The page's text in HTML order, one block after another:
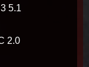
5.1
2.0